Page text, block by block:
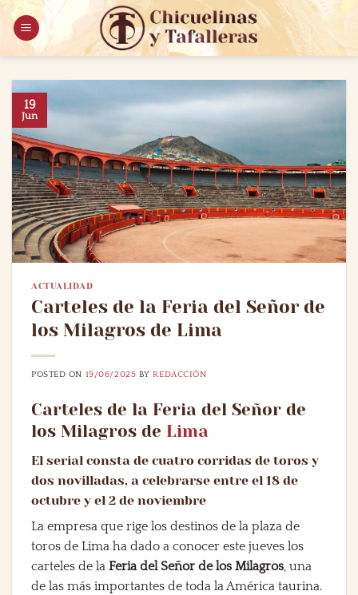
Saltar
contenido
19
Jun
ACTUALIDAD
Carteles de la Feria del Señor de
los Milagros de Lima
POSTED ON 19/06/2025 BYREDACCIÓN
Carteles de la Feria del Señor de
los Milagros de Lima
El serial consta de cuatro corridas de toros y
dos novilladas, a celebrarse entre el 18 de
octubre y el 2 de noviembre
La empresa que rige los destinos de la plaza de
toros de Lima ha dado a conocer este jueves los
carteles de la Feria del Señor de los Milagros, una
de las más importantes de toda la América taurina.